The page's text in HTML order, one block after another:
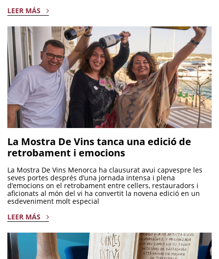
LEER MÁS
La Mostra De Vins tanca una edició de
retrobament i emocions
La Mostra De Vins Menorca ha clausurat avui capvespre les
seves portes després d’una jornada intensa i plena
d’emocions on el retrobament entre cellers, restauradors i
aficionats al món del vi ha convertit la novena edició en un
esdeveniment molt especial
LEER MÁS